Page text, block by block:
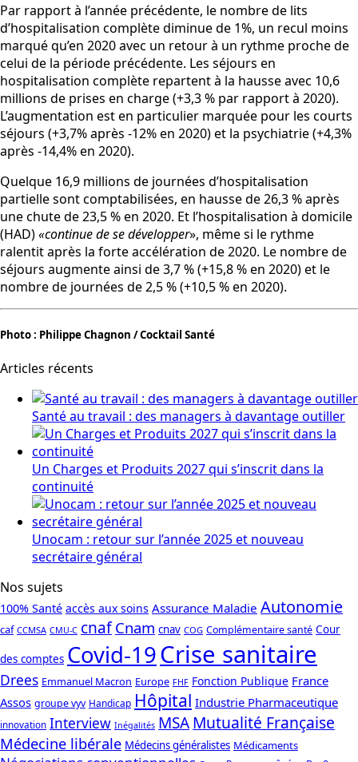
Par rapport à l’année précédente, le nombre de lits
d’hospitalisation complète diminue de 1%, un recul moins
marqué qu’en 2020 avec un retour à un rythme proche de
celui de la période précédente. Les séjours en
hospitalisation complète repartent à la hausse avec 10,6
millions de prises en charge (+3,3 % par rapport à 2020).
L’augmentation est en particulier marquée pour les courts
séjours (+3,7% après -12% en 2020) et la psychiatrie (+4,3%
après -14,4% en 2020).
Quelque 16,9 millions de journées d’hospitalisation
partielle sont comptabilisées, en hausse de 26,3 % après
une chute de 23,5 % en 2020. Et l’hospitalisation à domicile
(HAD)«continue de se développer», même si le rythme
ralentit après la forte accélération de 2020. Le nombre de
séjours augmente ainsi de 3,7 % (+15,8 % en 2020) et le
nombre de journées de 2,5 % (+10,5 % en 2020).
Photo : Philippe Chagnon / Cocktail Santé
Articles récents
Santé au travail : des managers à davantage outiller
Un Charges et Produits 2027 qui s’inscrit dans la
continuité
Unocam : retour sur l’année 2025 et nouveau
secrétaire général
Nos sujets
100% Santé accès aux soins Assurance Maladie Autonomie
caf CCMSA CMU-C cnaf Cnam cnav COG Complémentaire santé Cour
des comptes Covid-19Crise sanitaire
Drees Emmanuel Macron Europe FHF Fonction Publique France
Assos groupe vyv Handicap Hôpital Industrie Pharmaceutique
innovation Interview Inégalités MSAMutualité Française
Médecine libérale Médecins généralistes Médicaments